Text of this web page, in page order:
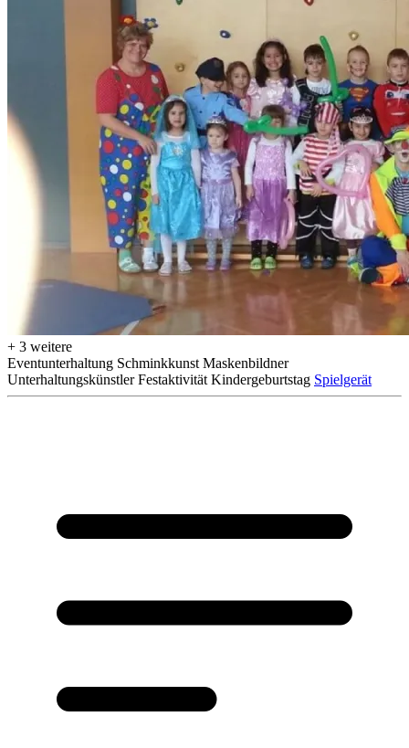
+ 3 weitere
Eventunterhaltung Schminkkunst Maskenbildner
Unterhaltungskünstler Festaktivität Kindergeburtstag Spielgerät